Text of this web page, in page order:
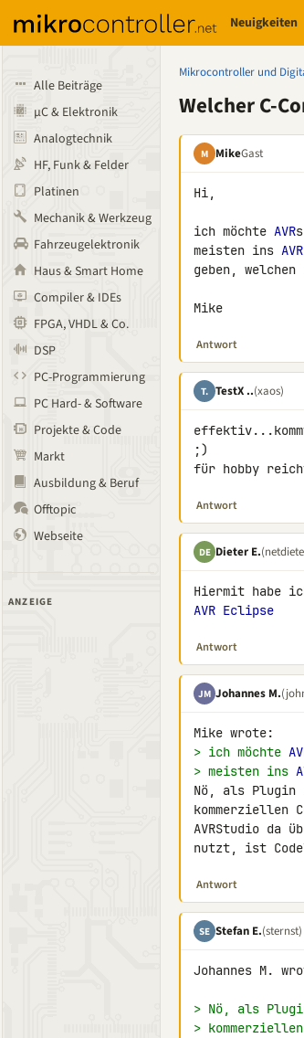
Neuigkeiten
Alle Beiträge
µC & Elektronik
Analogtechnik
HF, Funk & Felder
Platinen
Mechanik & Werkzeug
Fahrzeugelektronik
Haus & Smart Home
Compiler & IDEs
FPGA, VHDL & Co.
DSP
PC-Programmierung
PC Hard- & Software
Projekte & Code
Markt
Ausbildung & Beruf
Offtopic
Webseite
ANZEIGE
Mikrocontroller und
Welcher C-
M MikeGast
Hi,
ich möchte AVR
meisten ins AVR
geben,
Mike
Antwort
T. TestX ..(xaos)
;)
für hobby
Antwort
DE Dieter E.
AVR Eclipse
Antwort
JM Johannes M.
> ich möchte
> meisten ins
Nö, als Plugin
kommerziellen
AVRStudio da
nutzt, ist
Antwort
SE Stefan E.(sternst)
Johannes M.
> Nö, als
>